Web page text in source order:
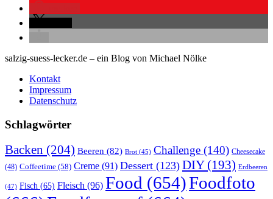
salzig-suess-lecker.de – ein Blog von Michael Nölke
Kontakt
Impressum
Datenschutz
Schlagwörter
Backen (204) Beeren (82) Brot (45) Challenge (140) Cheesecake
(48) Coffeetime (58) Creme (91) Dessert (123) DIY(193) Erdbeeren
(47) Fisch (65) Fleisch (96) Food (654)Foodfoto